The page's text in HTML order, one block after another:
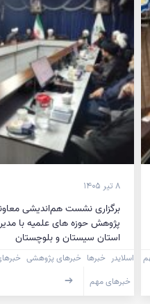
۸ تیر ۱۴۰۵
برگزاری نشست هم‌اندیشی
پژوهش حوزه های علمیه با
استان سیستان و بلوچستان
اسلایدر خبرها خبرهای پژوهشی
خبرهای مهم